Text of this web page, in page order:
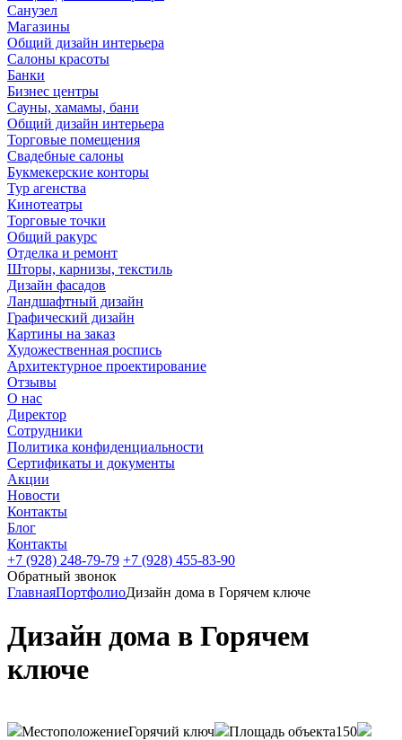
Санузел
Магазины
Общий дизайн интерьера
Салоны красоты
Банки
Бизнес центры
Сауны, хамамы, бани
Общий дизайн интерьера
Торговые помещения
Свадебные салоны
Букмекерские конторы
Тур агенства
Кинотеатры
Торговые точки
Общий ракурс
Отделка и ремонт
Шторы, карнизы, текстиль
Дизайн фасадов
Ландшафтный дизайн
Графический дизайн
Картины на заказ
Художественная роспись
Архитектурное проектирование
Отзывы
О нас
Директор
Сотрудники
Политика конфиденциальности
Сертификаты и документы
Акции
Новости
Контакты
Блог
Контакты
+7 (928) 248-79-79 +7 (928) 455-83-90
Обратный звонок
ГлавнаяПортфолиоДизайн дома в Горячем ключе
Дизайн дома в Горячем
ключе
МестоположениеГорячий ключ Площадь объекта150